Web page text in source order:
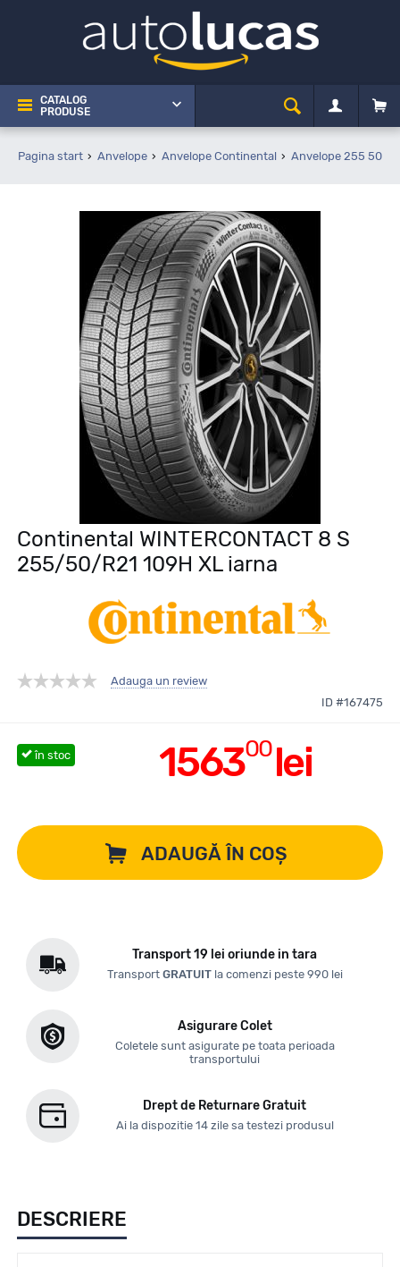
CATALOG
PRODUSE
Pagina start Anvelope Anvelope Continental Anvelope 255 50
Continental WINTERCONTACT 8 S
255/50/R21 109H XL iarna
Adauga un review
ID #167475
156300lei
în stoc
ADAUGĂ ÎN COȘ
Transport 19 lei oriunde in tara
Transport GRATUITla comenzi peste 990 lei
Asigurare Colet
Coletele sunt asigurate pe toata perioada
transportului
Drept de Returnare Gratuit
Ai la dispozitie 14 zile sa testezi produsul
DESCRIERE